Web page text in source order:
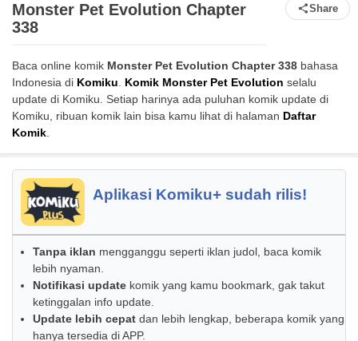
Monster Pet Evolution Chapter
338
Share
Baca online komik Monster Pet Evolution Chapter 338 bahasa
Indonesia di Komiku. Komik Monster Pet Evolution selalu
update di Komiku. Setiap harinya ada puluhan komik update di
Komiku, ribuan komik lain bisa kamu lihat di halaman Daftar
Komik.
Aplikasi Komiku+ sudah rilis!
Tanpa iklan mengganggu seperti iklan judol, baca komik
lebih nyaman.
Notifikasi update komik yang kamu bookmark, gak takut
ketinggalan info update.
Update lebih cepat dan lebih lengkap, beberapa komik yang
hanya tersedia di APP.